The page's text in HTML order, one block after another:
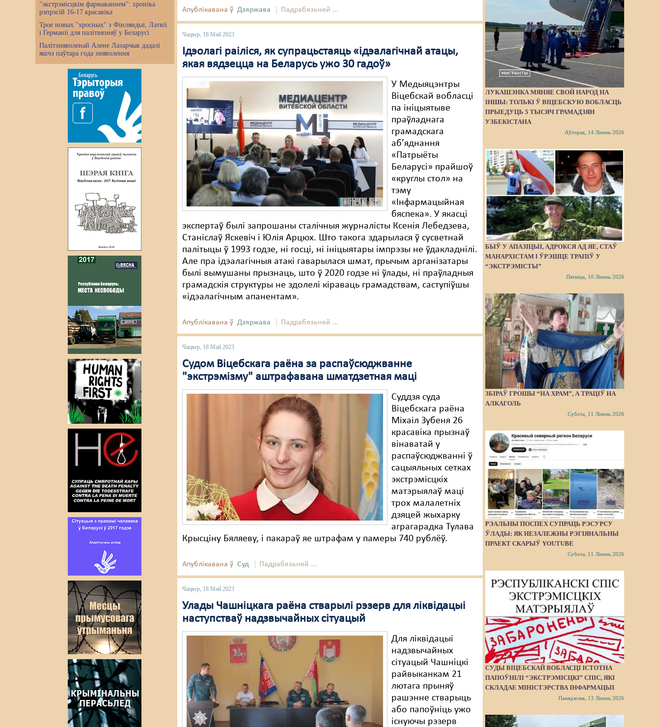
"экстрэмісцкім фармаваннем": хроніка
рэпрэсій 16-17 красавіка
Трое новых "хросных" з Фінляндыі, Латвіі
і Германіі для палітвязняў у Беларусі
Палітзняволенай Алене Лазарчык дадалі
яшчэ паўтара года зняволення
Апублікавана ў Дзяржава Падрабязьней ...
Чацвер, 18 Май 2023
Ідэолагі раіліся, як супрацьстаяць «ідэалагічнай атацы,
якая вядзецца на Беларусь ужо 30 гадоў»
У Медыяцэнтры
Віцебскай вобласці
па ініцыятыве
праўладнага
грамадскага
аб’яднання
«Патрыёты
Беларусі» прайшоў
«круглы стол» на
тэму
«Інфармацыйная
бяспека». У якасці
экспертаў былі запрошаны сталічныя журналісты Ксенія Лебедзева,
Станіслаў Яскевіч і Юлія Арцюх. Што такога здарылася ў сусветнай
палітыцы ў 1993 годзе, ні госці, ні ініцыятары імпрэзы не ўдакладнілі.
Але пра ідэалагічныя атакі гаварылася шмат, прычым арганізатары
былі вымушаны прызнаць, што ў 2020 годзе ні ўлады, ні праўладныя
грамадскія структуры не здолелі кіраваць грамадствам, саступіўшы
«ідэалагічным апанентам».
Апублікавана ў Дзяржава Падрабязьней ...
Чацвер, 18 Май 2023
Судом Віцебскага раёна за распаўсюджванне
"экстрэмізму" аштрафавана шматдзетная маці
Суддзя суда
Віцебскага раёна
Міхаіл Зубеня 26
красавіка прызнаў
вінаватай у
распаўсюджванні ў
сацыяльных сетках
экстрэмісцкіх
матэрыялаў маці
трох малалетніх
дзяцей жыхарку
аграгарадка Тулава
Крысціну Бяляеву, і пакараў яе штрафам у памеры 740 рублёў.
Апублікавана ў Суд Падрабязьней ...
Чацвер, 18 Май 2023
Улады Чашніцкага раёна стварылі рэзерв для ліквідацыі
наступстваў надзвычайных сітуацый
Для ліквідацыі
надзвычайных
сітуацый Чашніцкі
райвыканкам 21
лютага прыняў
рашэнне стварыць
або папоўніць ужо
існуючы рэзерв
ЛУКАШЭНКА МЯНЯЕ СВОЙ НАРОД НА
ІНШЫ: ТОЛЬКІ Ў ВІЦЕБСКУЮ ВОБЛАСЦЬ
ПРЫЕДУЦЬ 5 ТЫСЯЧ ГРАМАДЗЯН
УЗБЕКІСТАНА
Аўторак, 14 Ліпень 2026
БЫЎ У АПАЗІЦЫІ, АДРОКСЯ АД ЯЕ, СТАЎ
МАНАРХІСТАМ І ЎРЭШЦЕ ТРАПІЎ У
“ЭКСТРЭМІСТЫ”
Пятніца, 10 Ліпень 2026
ЗБІРАЎ ГРОШЫ “НА ХРАМ”, А ТРАЦІЎ НА
АЛКАГОЛЬ
Субота, 11 Ліпень 2026
РЭАЛЬНЫ ПОСПЕХ СУПРАЦЬ РЭСУРСУ
ЎЛАДЫ: ЯК НЕЗАЛЕЖНЫ РЭГІЯНАЛЬНЫ
ПРАЕКТ СКАРЫЎ YOUTUBE
Субота, 11 Ліпень 2026
СУДЫ ВІЦЕБСКАЙ ВОБЛАСЦІ ІСТОТНА
ПАПОЎНІЛІ “ЭКСТРЭМІСЦКІ” СПІС, ЯКІ
СКЛАДАЕ МІНІСТЭРСТВА ІНФАРМАЦЫІ
Панядзелак, 13 Ліпень 2026